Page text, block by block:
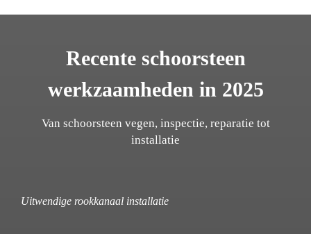
Recente schoorsteen
werkzaamheden in 2025
Van schoorsteen vegen, inspectie, reparatie tot
installatie
Uitwendige rookkanaal installatie